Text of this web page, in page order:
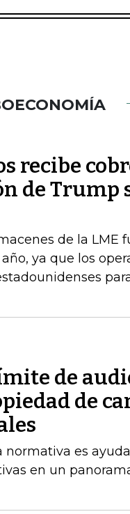
recibe
de Trump
de la LME
ya que los
de
de
es
en un